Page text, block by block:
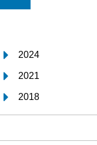
2024
2021
2018
2015
2012